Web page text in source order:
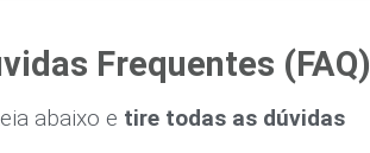
Frequentes (FAQ)
abaixo e tire todas as dúvidas